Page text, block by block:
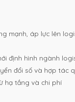
mạnh, áp lực lên
định hình ngành
đổi số và hợp tác
hạ tầng và chi phí